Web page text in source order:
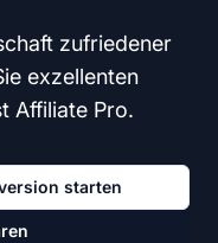
zufriedener
exzellenten
Affiliate Pro.
starten